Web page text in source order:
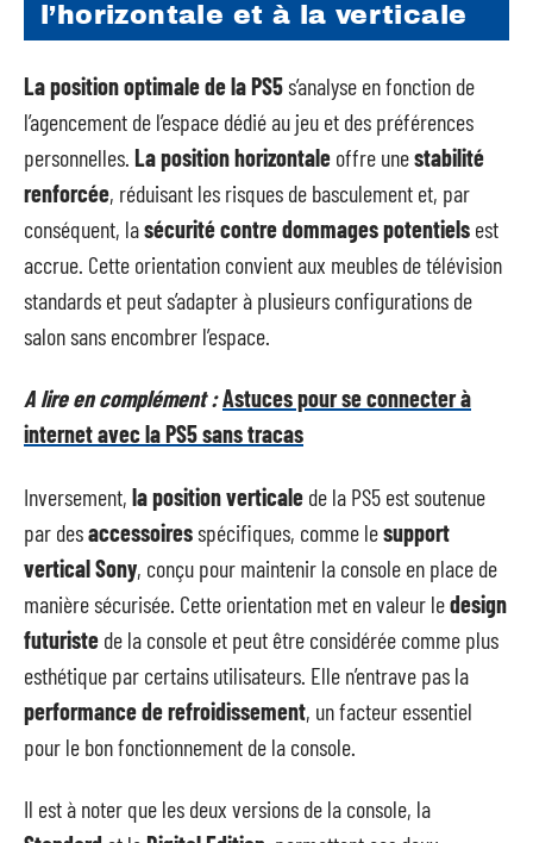
l’horizontale et à la verticale
La position optimale de la PS5s’analyse en fonction de
l’agencement de l’espace dédié au jeu et des préférences
personnelles. La position horizontale offre unestabilité
renforcée, réduisant les risques de basculement et, par
conséquent, lasécurité contre dommages potentiels est
accrue. Cette orientation convient aux meubles de télévision
standards et peut s’adapter à plusieurs configurations de
salon sans encombrer l’espace.
A lire en complément :Astuces pour se connecter à
internet avec la PS5 sans tracas
Inversement, la position verticale de la PS5 est soutenue
par desaccessoiresspécifiques, comme lesupport
vertical Sony, conçu pour maintenir la console en place de
manière sécurisée. Cette orientation met en valeur ledesign
futuriste de la console et peut être considérée comme plus
esthétique par certains utilisateurs. Elle n’entrave pas la
performance de refroidissement, un facteur essentiel
pour le bon fonctionnement de la console.
Il est à noter que les deux versions de la console, la